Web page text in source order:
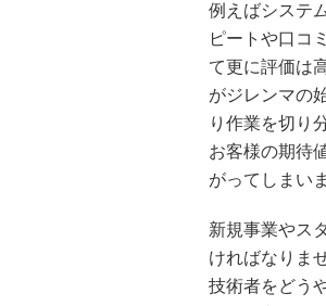
例えばシステ
ピートや口コ
て更に評価は
がジレンマの
り作業を切り
お客様の期待
がってしまい
新規事業やス
ければなりま
技術者をどう